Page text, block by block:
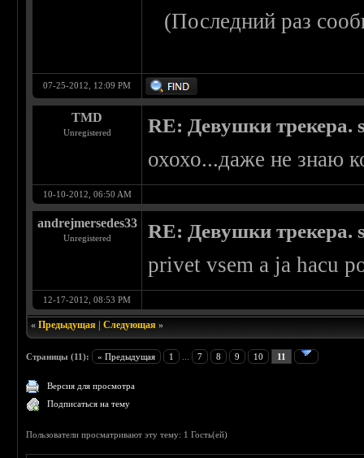
(Последний раз
07-25-2012, 12:09 PM
TMD
Unregistered RE: Девушки трекера.
охохо...даже не знаю
10-10-2012, 06:50 AM
andrejmersedes33
Unregistered RE: Девушки трекера.
privet vsem a ja hacu
12-17-2012, 08:53 PM
«Предыдущая |Следующая »
Страницы (11): « Предыдущая 1 7 8 9 10 11
Версия для просмотра
Подписаться на тему
Пользователи просматривают эту тему: 1 Гость(ей)